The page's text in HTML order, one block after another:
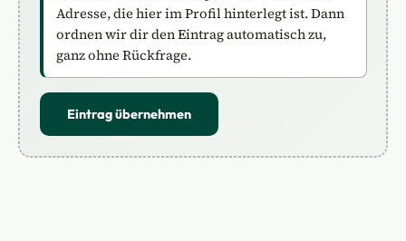
Adresse, die hier im Profil hinterlegt ist. Dann
ordnen wir dir den Eintrag automatisch zu,
ganz ohne Rückfrage.
Eintrag übernehmen